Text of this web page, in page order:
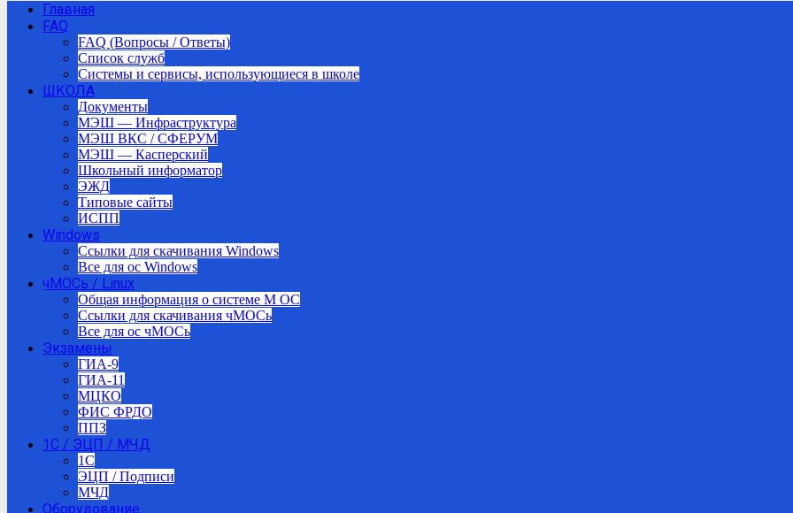
Главная
FAQ
FAQ (Вопросы / Ответы)
Список служб
Системы и сервисы, использующиеся в школе
ШКОЛА
Документы
МЭШ — Инфраструктура
МЭШ ВКС / СФЕРУМ
МЭШ — Касперский
Школьный информатор
ЭЖД
Типовые сайты
ИСПП
Windows
Ссылки для скачивания Windows
Все для ос Windows
чМОСь / Linux
Общая информация о системе М ОС
Ссылки для скачивания чМОСь
Все для ос чМОСь
Экзамены
ГИА-9
ГИА-11
МЦКО
ФИС ФРДО
ППЗ
1С / ЭЦП / МЧД
1C
ЭЦП / Подписи
МЧД
Оборудование